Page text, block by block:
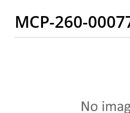
MCP-260-